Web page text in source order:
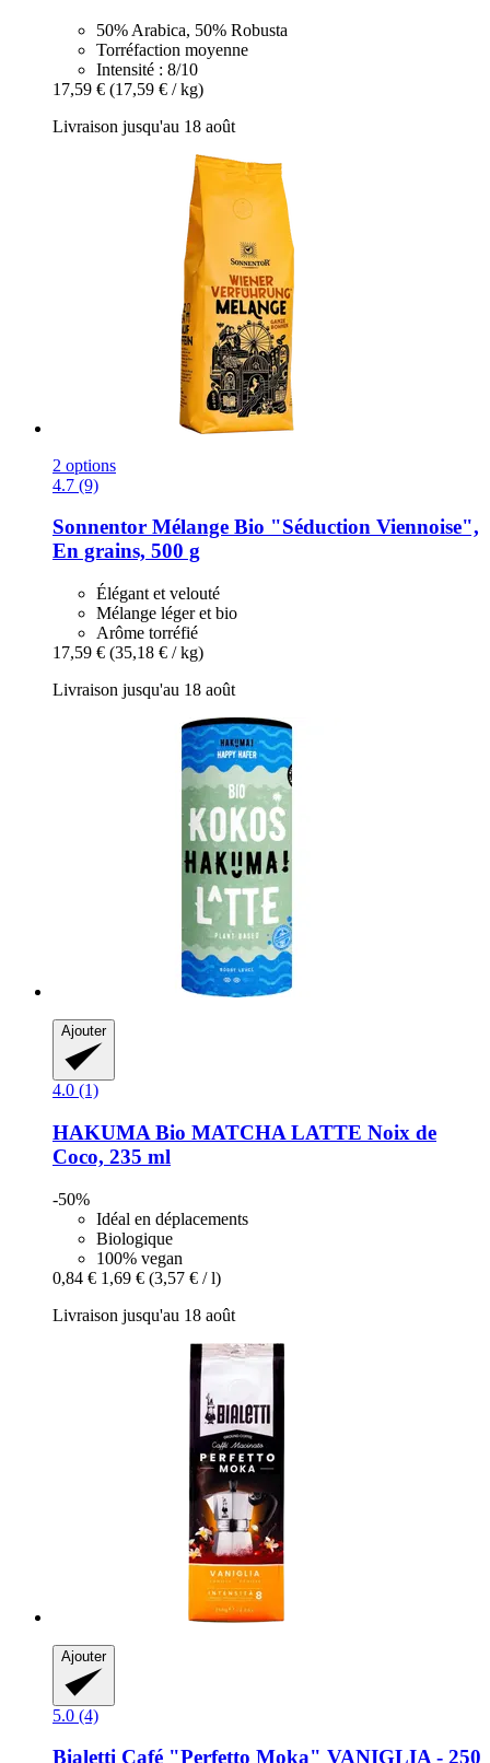
50% Arabica, 50% Robusta
Torréfaction moyenne
Intensité : 8/10
17,59 € (17,59 € / kg)
Livraison jusqu'au 18 août
2 options
4.7 (9)
Sonnentor Mélange Bio "Séduction Viennoise",
En grains, 500 g
Élégant et velouté
Mélange léger et bio
Arôme torréfié
17,59 € (35,18 € / kg)
Livraison jusqu'au 18 août
Ajouter
4.0 (1)
HAKUMA Bio MATCHA LATTE Noix de
Coco, 235 ml
-50%
Idéal en déplacements
Biologique
100% vegan
0,84 € 1,69 € (3,57 € / l)
Livraison jusqu'au 18 août
Ajouter
5.0 (4)
Bialetti Café "Perfetto Moka" VANIGLIA -​ 250